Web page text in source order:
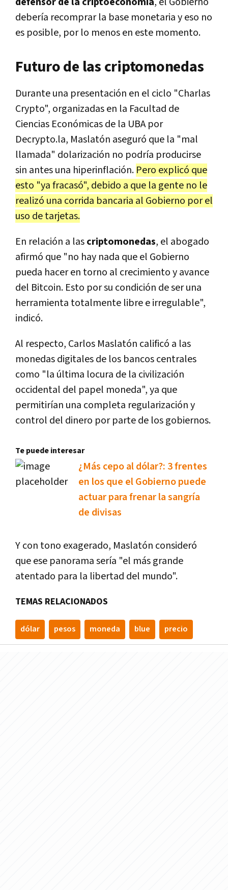
debería recomprar la base monetaria y eso no
es posible, por lo menos en este momento.
Futuro de las criptomonedas
Durante una presentación en el ciclo "Charlas
Crypto", organizadas en la Facultad de
Ciencias Económicas de la UBA por
Decrypto.la, Maslatón aseguró que la "mal
llamada" dolarización no podría producirse
sin antes una hiperinflación. Pero explicó que
esto "ya fracasó", debido a que la gente no le
realizó una corrida bancaria al Gobierno por el
uso de tarjetas.
En relación a lascriptomonedas, el abogado
afirmó que "no hay nada que el Gobierno
pueda hacer en torno al crecimiento y avance
del Bitcoin. Esto por su condición de ser una
herramienta totalmente libre e irregulable",
indicó.
Al respecto, Carlos Maslatón calificó a las
monedas digitales de los bancos centrales
como "la última locura de la civilización
occidental del papel moneda", ya que
permitirían una completa regularización y
control del dinero por parte de los gobiernos.
Te puede interesar
¿Más cepo al dólar?: 3 frentes
en los que el Gobierno puede
actuar para frenar la sangría
de divisas
Y con tono exagerado, Maslatón consideró
que ese panorama sería "el más grande
atentado para la libertad del mundo".
TEMAS RELACIONADOS
dólar pesos moneda blue precio